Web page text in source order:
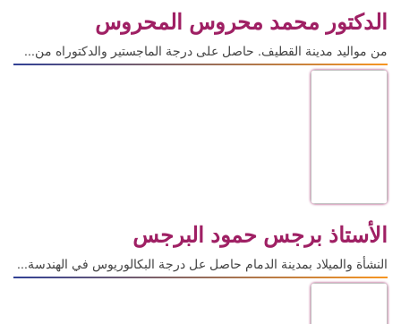
الدكتور محمد محروس المحروس
من مواليد مدينة القطيف. حاصل على درجة الماجستير والدكتوراه من...
الأستاذ برجس حمود البرجس
النشأة والميلاد بمدينة الدمام حاصل عل درجة البكالوريوس في الهندسة...